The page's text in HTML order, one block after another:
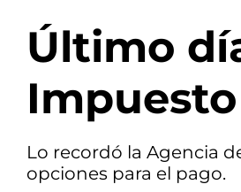
Último
Lo recordó la Agencia
opciones para el pago.